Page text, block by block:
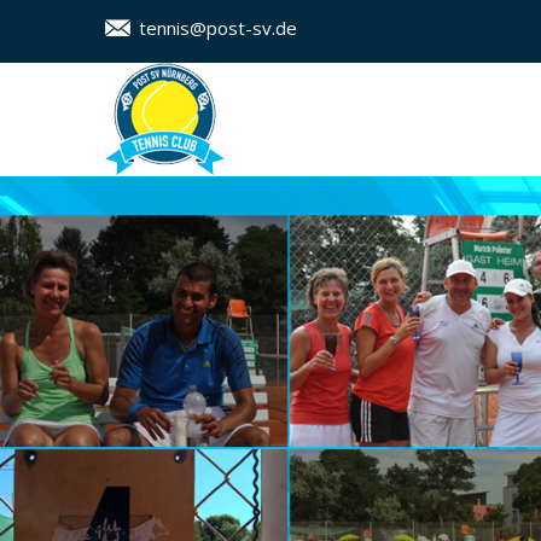
tennis@post-sv.de